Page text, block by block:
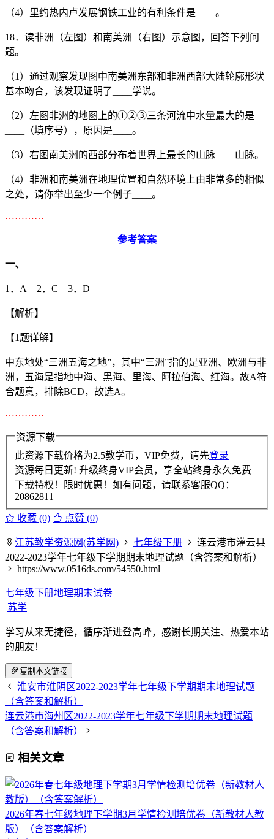
（4）里约热内卢发展钢铁工业的有利条件是____。
18．读非洲（左图）和南美洲（右图）示意图，回答下列问
题。
（1）通过观察发现图中南美洲东部和非洲西部大陆轮廓形状
基本吻合，该发现证明了____学说。
（2）左图非洲的地图上的①②③三条河流中水量最大的是
____（填序号），原因是____。
（3）右图南美洲的西部分布着世界上最长的山脉____山脉。
（4）非洲和南美洲在地理位置和自然环境上由非常多的相似
之处，请你举出至少一个例子____。
…………
参考答案
一、
1．A 2．C 3．D
【解析】
【1题详解】
中东地处“三洲五海之地”，其中“三洲”指的是亚洲、欧洲与非
洲，五海是指地中海、黑海、里海、阿拉伯海、红海。故A符
合题意，排除BCD，故选A。
…………
资源下载
此资源下载价格为2.5教学币，VIP免费，请先登录
资源每日更新! 升级终身VIP会员，享全站终身永久免费
下载特权！限时优惠！如有问题，请联系客服QQ：
20862811
收藏 (0) 点赞 (0)
江苏教学资源网(苏学网) 七年级下册
连云港市灌云县
2022-2023学年七年级下学期期末地理试题（含答案和解析）
https://www.0516ds.com/54550.html
七年级下册地理期末试卷
苏学
学习从来无捷径，循序渐进登高峰，感谢长期关注、热爱本站
的朋友！
复制本文链接
淮安市淮阴区2022-2023学年七年级下学期期末地理试题
（含答案和解析）
连云港市海州区2022-2023学年七年级下学期期末地理试题
（含答案和解析）
相关文章
2026年春七年级地理下学期3月学情检测培优卷（新教材人教
版）（含答案解析）